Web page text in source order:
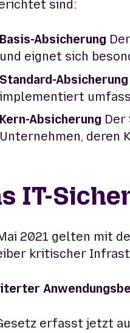
sind:
Basis-Absicherung
und eignet sich
Standard-Absicherung
implementiert
Kern-Absicherung Der
Unternehmen, deren
IT-
2021 gelten mit
kritischer
erfasst jetzt